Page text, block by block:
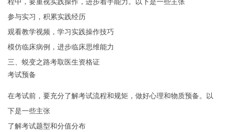
参与实习，积累实践经历
观看教学视频，学习实践操作技巧
模仿临床病例，进步临床思维能力
三、蜕变之路考取医生资格证
考试预备
在考试前，要充分了解考试流程和规矩，做好心理和物质预备。以
下是一些主张
了解考试题型和分值分布